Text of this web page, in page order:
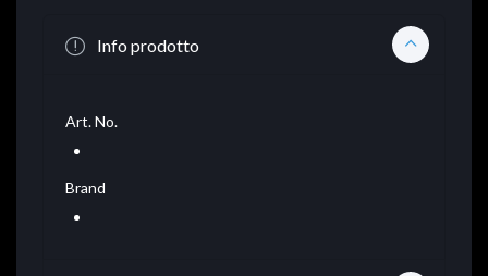
Info prodotto
Art. No.
Brand